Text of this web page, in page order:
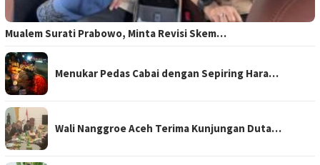
Mualem Surati Prabowo, Minta Revisi Skem…
Menukar Pedas Cabai dengan Sepiring Hara…
Wali Nanggroe Aceh Terima Kunjungan Duta…